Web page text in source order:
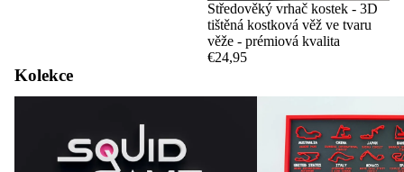
Středověký vrhač kostek - 3D
tištěná kostková věž ve tvaru
věže - prémiová kvalita
€24,95
Kolekce